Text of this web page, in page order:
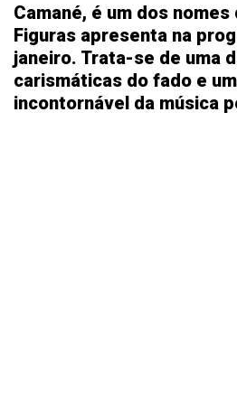
Camané, é um dos
Figuras apresenta na
janeiro. Trata-se de uma
carismáticas do fado e
incontornável da música